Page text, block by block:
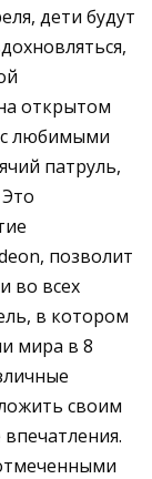
дети будут
открытом
с любимыми
патруль,
позволит
во всех
в котором
мира в 8
своим